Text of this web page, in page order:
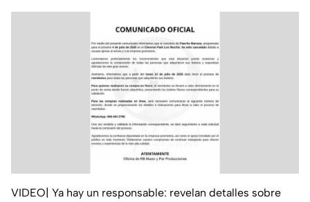
VIDEO| Ya hay un responsable: revelan detalles sobre